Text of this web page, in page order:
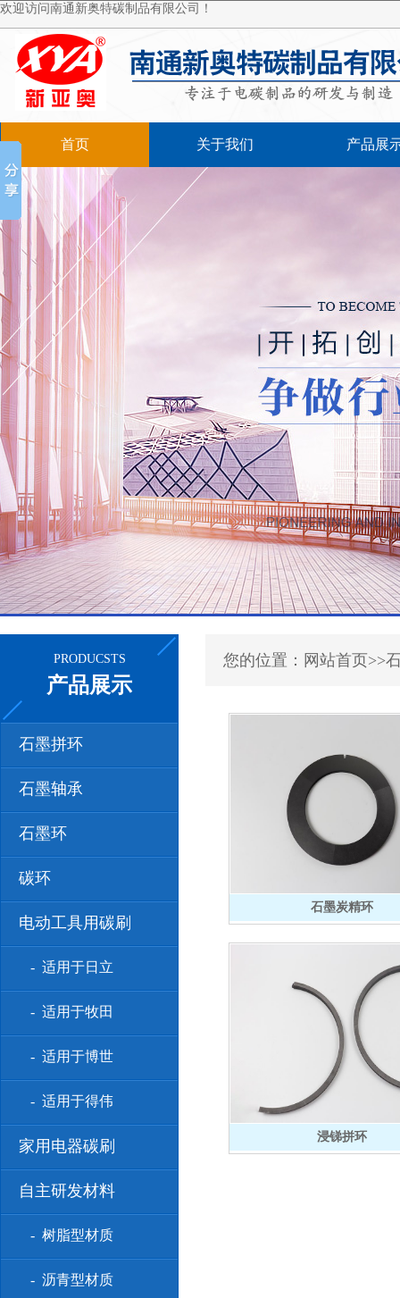
欢迎访问南通新奥特碳制品有限公司！
首页 关于我们 产品展
PRODUCSTS
产品展示
石墨拼环
石墨轴承
石墨环
碳环
电动工具用碳刷
- 适用于日立
- 适用于牧田
- 适用于博世
- 适用于得伟
家用电器碳刷
自主研发材料
- 树脂型材质
- 沥青型材质
您的位置：网站首页>>
石墨炭精环
浸锑拼环